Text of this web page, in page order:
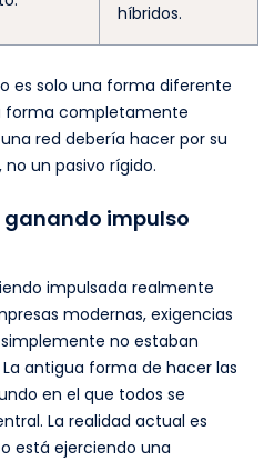
híbridos.
es solo una forma diferente
forma completamente
red debería hacer por su
un pasivo rígido.
ganando impulso
impulsada realmente
modernas, exigencias
no estaban
antigua forma de hacer las
en el que todos se
La realidad actual es
está ejerciendo una